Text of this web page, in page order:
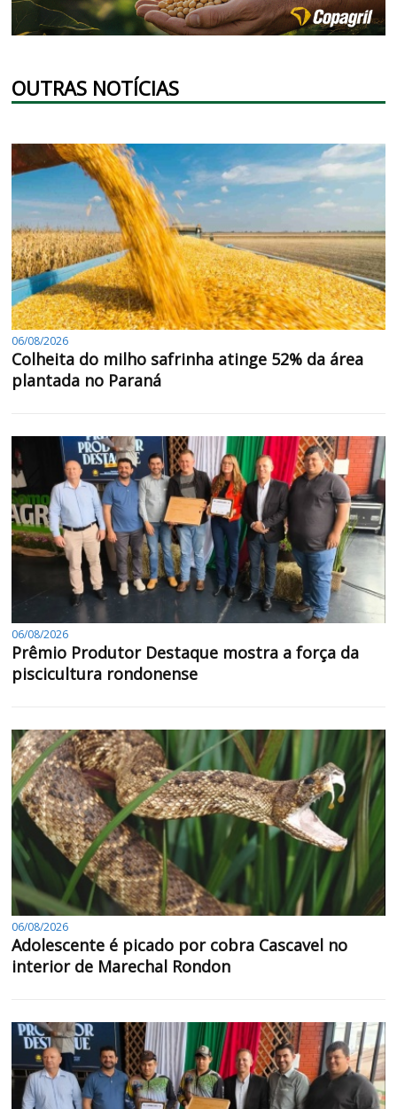
OUTRAS NOTÍCIAS
06/08/2026
Colheita do milho safrinha atinge 52% da área
plantada no Paraná
06/08/2026
Prêmio Produtor Destaque mostra a força da
piscicultura rondonense
06/08/2026
Adolescente é picado por cobra Cascavel no
interior de Marechal Rondon